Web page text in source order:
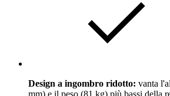
Design a ingombro ridotto: vanta
mm) e il peso (81 kg) più bassi della